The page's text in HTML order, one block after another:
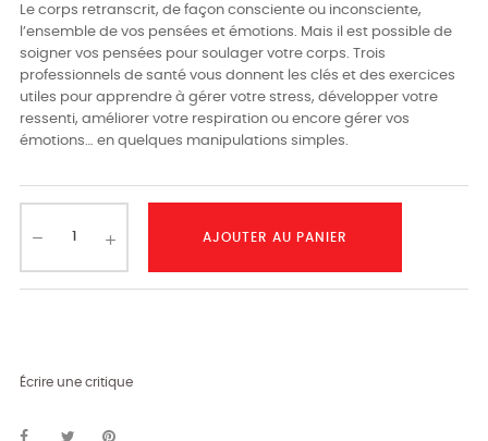
Le corps retranscrit, de façon consciente ou inconsciente,
l’ensemble de vos pensées et émotions. Mais il est possible de
soigner vos pensées pour soulager votre corps. Trois
professionnels de santé vous donnent les clés et des exercices
utiles pour apprendre à gérer votre stress, développer votre
ressenti, améliorer votre respiration ou encore gérer vos
émotions… en quelques manipulations simples.
AJOUTER AU PANIER
Écrire une critique